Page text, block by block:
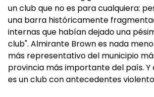
un club que no es para cualquiera:
una barra históricamente
internas que habían dejado una
club". Almirante Brown es nada
más representativo del municipio
provincia más importante del país. Y
es un club con antecedentes